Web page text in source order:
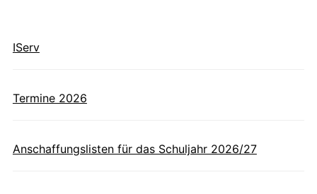
IServ
Termine 2026
Anschaffungslisten für das Schuljahr 2026/27